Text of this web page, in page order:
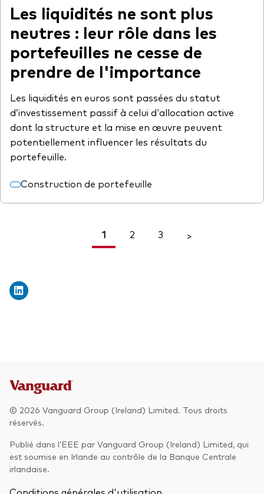
Les liquidités ne sont plus
neutres : leur rôle dans les
portefeuilles ne cesse de
prendre de l'importance
Les liquidités en euros sont passées du statut
d’investissement passif à celui d'allocation active
dont la structure et la mise en œuvre peuvent
potentiellement influencer les résultats du
portefeuille.
Construction de portefeuille
1 2 3 >
© 2026 Vanguard Group (Ireland) Limited. Tous droits
réservés.
Publié dans l’EEE par Vanguard Group (Ireland) Limited, qui
est soumise en Irlande au contrôle de la Banque Centrale
irlandaise.